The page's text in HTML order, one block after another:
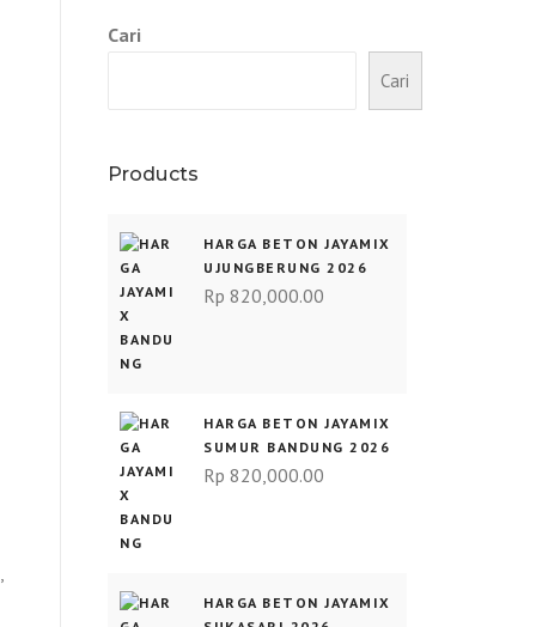
Cari
Cari
Products
HARGA BETON JAYAMIX
UJUNGBERUNG 2026
Rp 820,000.00
HARGA BETON JAYAMIX
SUMUR BANDUNG 2026
Rp 820,000.00
HARGA BETON JAYAMIX